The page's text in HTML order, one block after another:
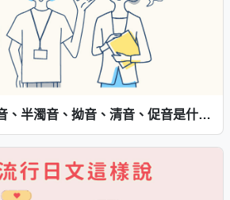
【新手學日文】濁音、半濁音、拗音、清音、促音是什麼？一篇搞定！